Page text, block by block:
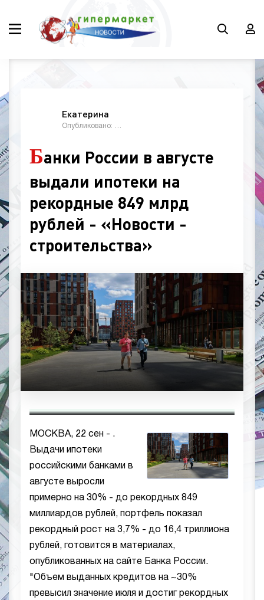
Екатерина
Банки России в августе
выдали ипотеки на
рекордные 849 млрд
рублей - «Новости -
строительства»
МОСКВА, 22 сен - .
Выдачи ипотеки
российскими банками в
августе выросли
примерно на 30% - до рекордных 849
миллиардов рублей, портфель показал
рекордный рост на 3,7% - до 16,4 триллиона
рублей, готовится в материалах,
опубликованных на сайте Банка России.
"Объем выданных кредитов на ~30%
превысил значение июля и достиг рекордных